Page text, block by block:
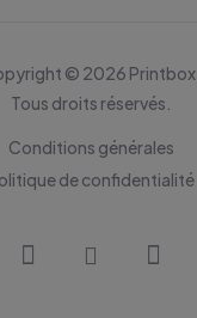
© 2026 Printbox.
Tous droits réservés.
Conditions générales
de confidentialité